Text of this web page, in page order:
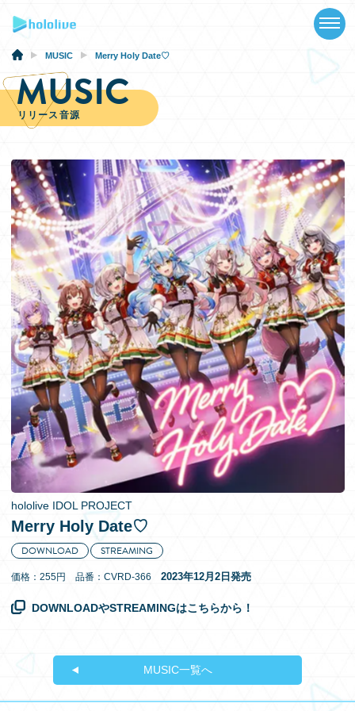
NEWS
SCHEDULE
EVENTS
VIDEOS
MUSIC
GOODS
SPECIAL
EN
MUSIC Merry Holy Date♡
MUSIC
リリース音源
hololive IDOL PROJECT
Merry Holy Date♡
DOWNLOAD STREAMING
価格：255円 品番：CVRD-366 2023年12月2日発売
DOWNLOADやSTREAMINGはこちらから！
MUSIC一覧へ